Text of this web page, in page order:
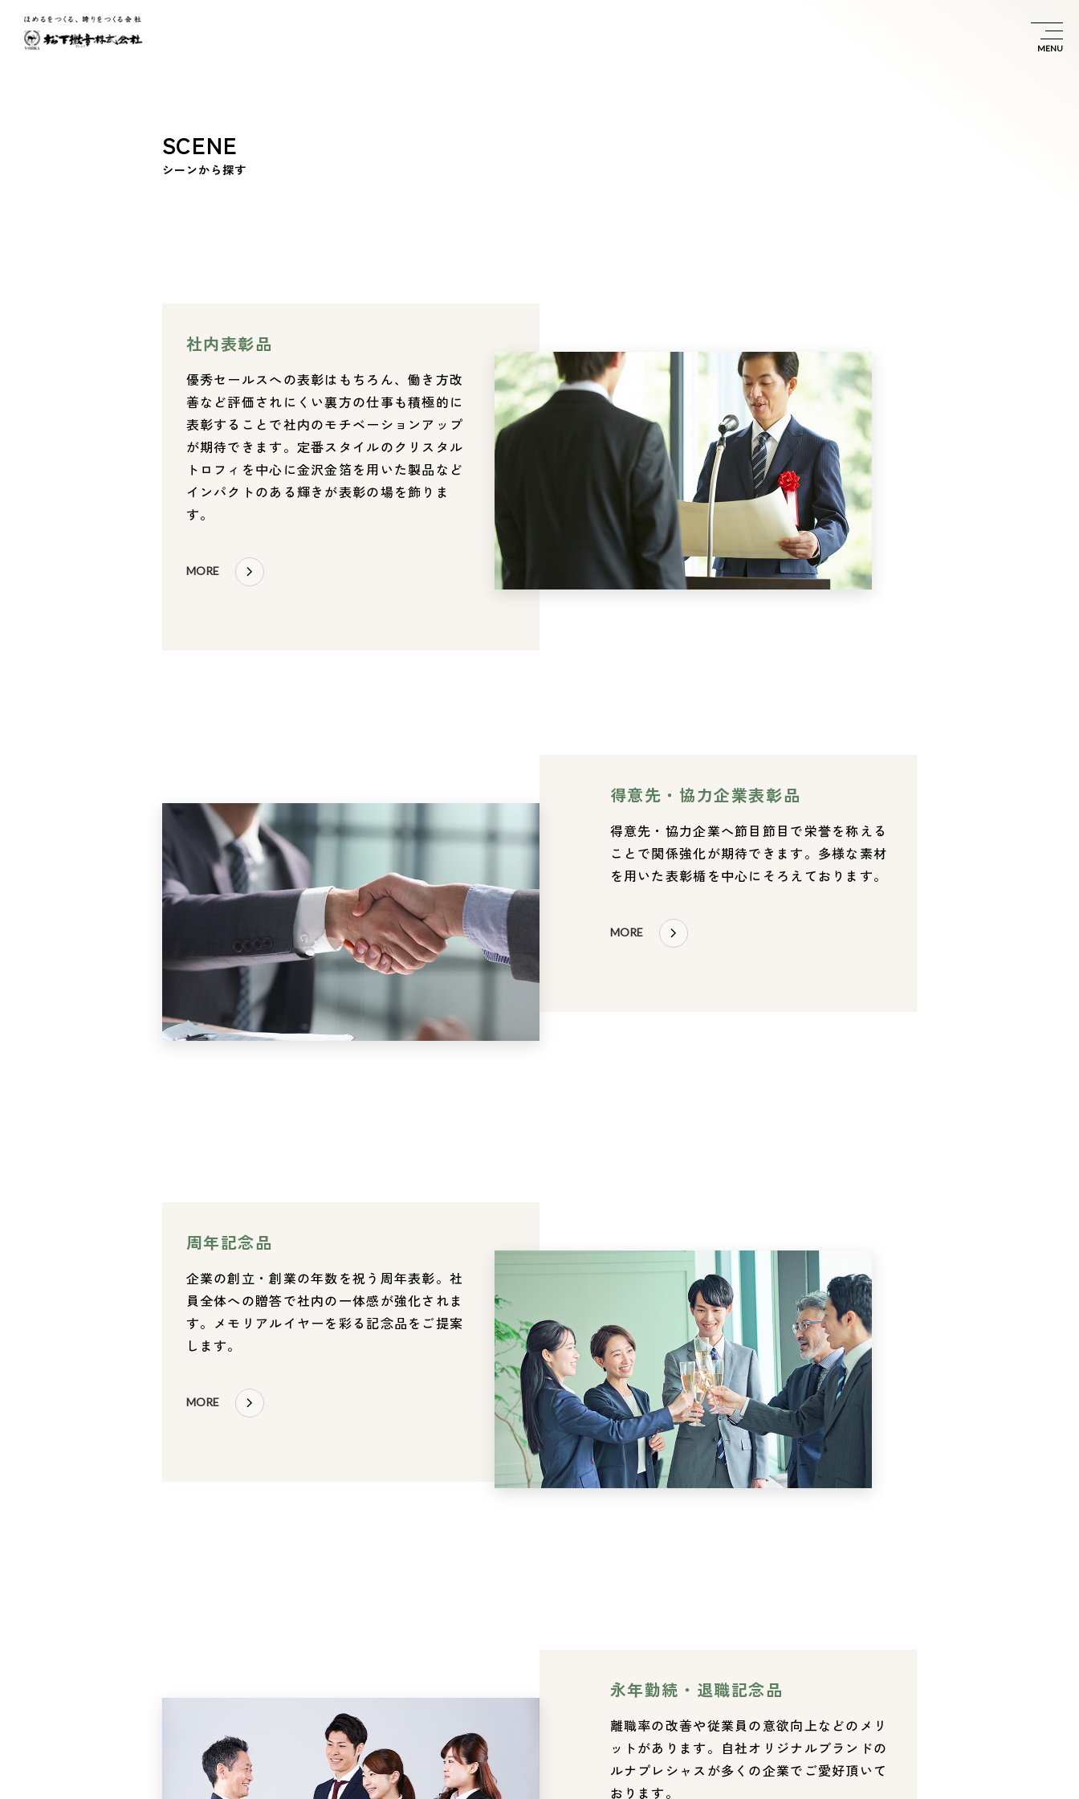
SCENE
シー ンか ら探す
社内表彰品
優秀セールスへの表彰はもちろん、働き方改
善など評価されにくい裏方の仕事も積極的に
表彰することで社内のモチベーションアップ
が期待できます。定番スタイルのクリスタル
トロフィを中心に金沢金箔を用いた製品など
インパクトのある輝きが表彰の場を飾りま
す。
MORE
得意先・協力企業表彰品
得意先・協力企業へ節目節目で栄誉を称える
ことで関係強化が期待できます。多様な素材
を用いた表彰楯を中心にそろえております。
MORE
周年記念品
企業の創立・創業の年数を祝う周年表彰。社
員全体への贈答で社内の一体感が強化されま
す。メモリアルイヤーを彩る記念品をご提案
します。
MORE
永年勤続・退職記念品
離職率の改善や従業員の意欲向上などのメリ
ットがあります。自社オリジナルブランドの
ルナプレシャスが多くの企業でご愛好頂いて
おります。